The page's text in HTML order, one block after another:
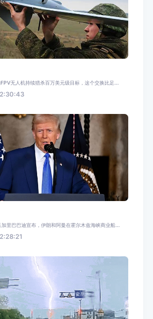
无人机持续猎杀百万美元级目标，这个交换比足...
里巴巴迪宣布，伊朗和阿曼在霍尔木兹海峡商业船...